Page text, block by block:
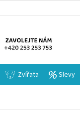
Zvířata Slevy